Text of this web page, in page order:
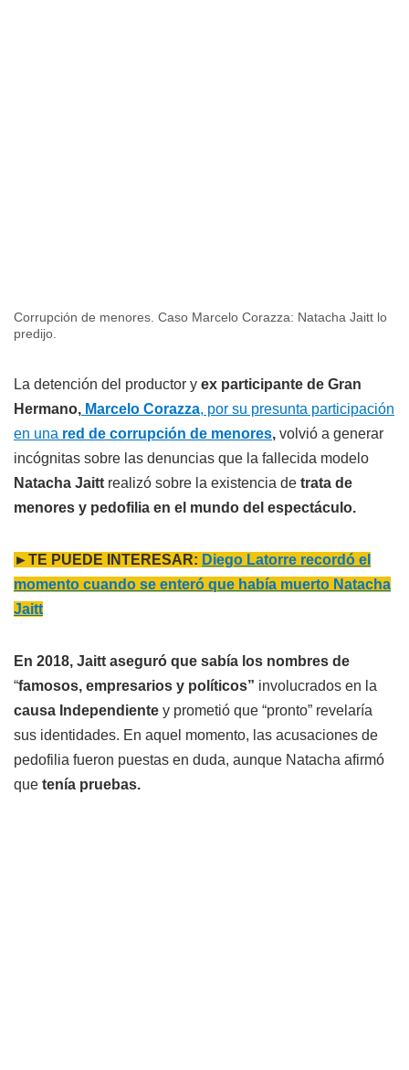
Corrupción de menores. Caso Marcelo Corazza: Natacha Jaitt lo
predijo.
La detención del productor y ex participante de Gran
Hermano, Marcelo Corazza, por su presunta participación
en una red de corrupción de menores, volvió a generar
incógnitas sobre las denuncias que la fallecida modelo
Natacha Jaitt realizó sobre la existencia de trata de
menores y pedofilia en el mundo del espectáculo.
►TE PUEDE INTERESAR: Diego Latorre recordó el
momento cuando se enteró que había muerto Natacha
Jaitt
En 2018, Jaitt aseguró que sabía los nombres de
“famosos, empresarios y políticos” involucrados en la
causa Independiente y prometió que “pronto” revelaría
sus identidades. En aquel momento, las acusaciones de
pedofilia fueron puestas en duda, aunque Natacha afirmó
que tenía pruebas.